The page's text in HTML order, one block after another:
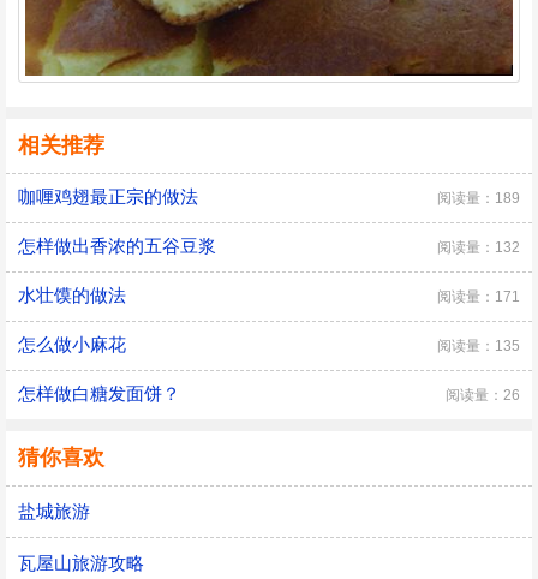
相关推荐
咖喱鸡翅最正宗的做法 阅读量：189
怎样做出香浓的五谷豆浆 阅读量：132
水壮馍的做法 阅读量：171
怎么做小麻花 阅读量：135
怎样做白糖发面饼？ 阅读量：26
猜你喜欢
盐城旅游
瓦屋山旅游攻略